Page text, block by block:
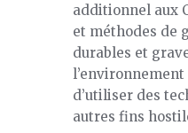
additionnel aux
et méthodes de
durables et
d’utiliser des
autres fins